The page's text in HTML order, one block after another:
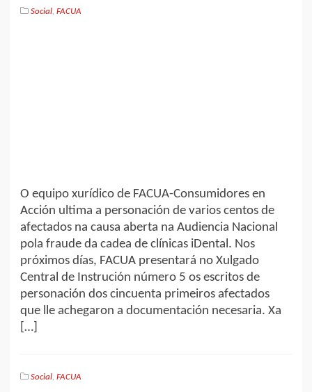
Social, FACUA
O equipo xurídico de FACUA-Consumidores en
Acción ultima a personación de varios centos de
afectados na causa aberta na Audiencia Nacional
pola fraude da cadea de clínicas iDental. Nos
próximos días, FACUA presentará no Xulgado
Central de Instrución número 5 os escritos de
personación dos cincuenta primeiros afectados
que lle achegaron a documentación necesaria. Xa
[…]
Social, FACUA